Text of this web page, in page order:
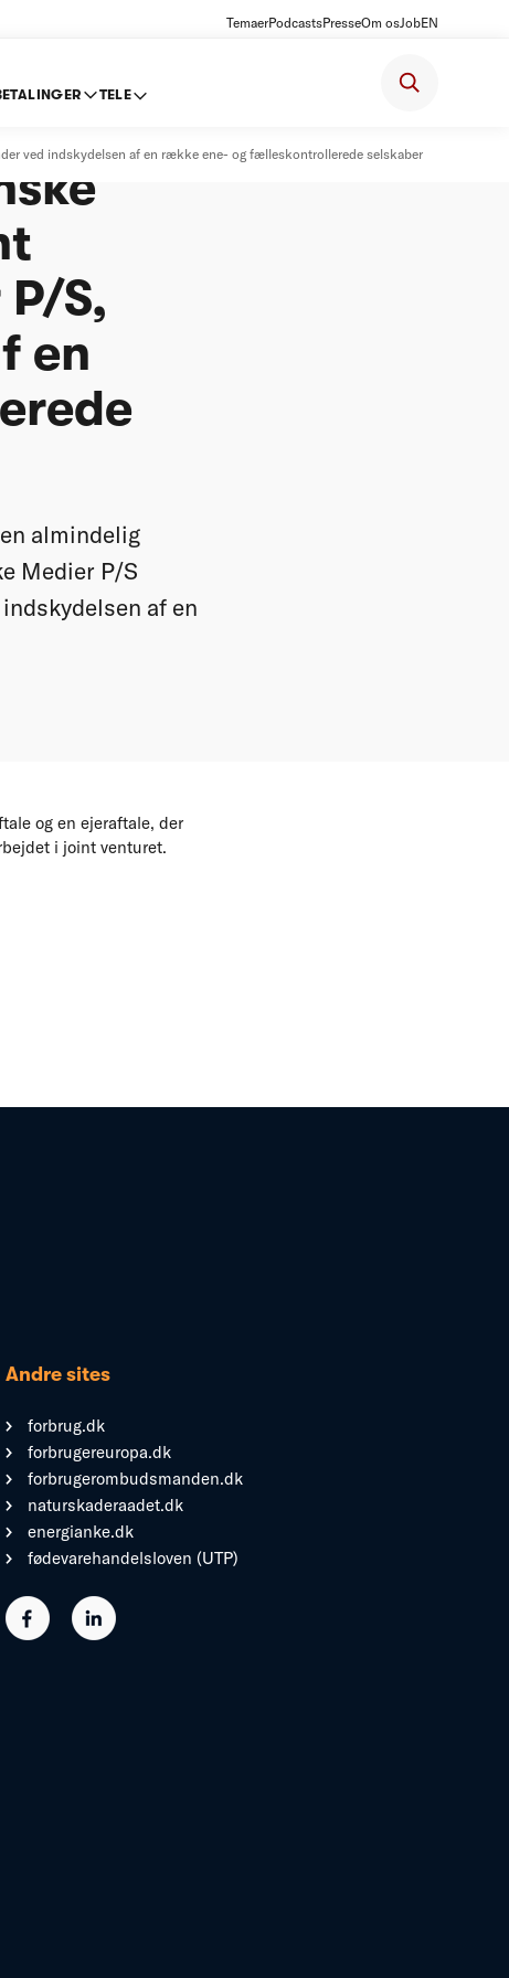
TemaerPodcastsPresseOm osJobEN
TELE
ved indskydelsen af en række ene- og fælleskontrollerede selskaber
S,
en
almindelig
Medier P/S
af en
og en ejeraftale, der
i joint venturet.
Andre sites
forbrug.dk
forbrugereuropa.dk
forbrugerombudsmanden.dk
naturskaderaadet.dk
energianke.dk
fødevarehandelsloven (UTP)